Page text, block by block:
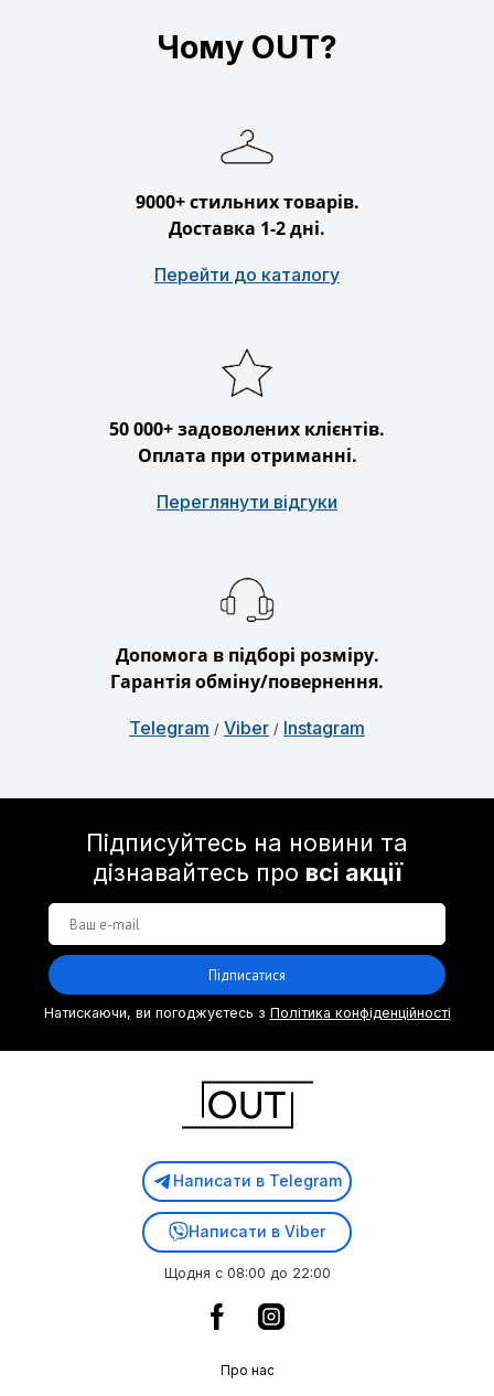
Чому OUT?
9000+ стильних товарів.
Доставка 1-2 дні.
Перейти до каталогу
50 000+ задоволених клієнтів.
Оплата при отриманні.
Переглянути відгуки
Допомога в підборі розміру.
Гарантія обміну/повернення.
Telegram / Viber / Instagram
Підписуйтесь на новини та
дізнавайтесь про всі акції
Підписатися
Натискаючи, ви погоджуєтесь з Політика конфіденційності
Написати в Telegram
Написати в Viber
Щодня с 08:00 до 22:00
Про нас